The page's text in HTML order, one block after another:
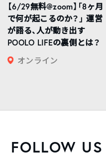
【6/29無料@zoom】「8ヶ月
で何が起こるのか？」 運営
が語る、人が動き出す
POOLO LIFEの裏側とは？
オンライン
FOLLOW US